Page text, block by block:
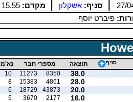
27/ סניף: אשקלון מקדם:15.55
פיברט יוסף
סניף תוצאה מספרי חבר
נא'מ
38.0
8350
11273
10
28.0
4861
15383
8
20.0
43873
18729
6
16.0
2177
3670
5